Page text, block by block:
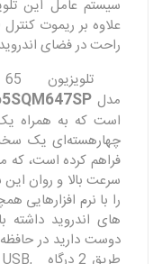
علاوه‌ بر ریموت
راحت در فضای
مدل
چهارهسته‌ای یک
فراهم کرده است، که
سرعت بالا و روان
را با نرم افزار‌هایی
های اندروید داشته
دوست دارید در حافظه